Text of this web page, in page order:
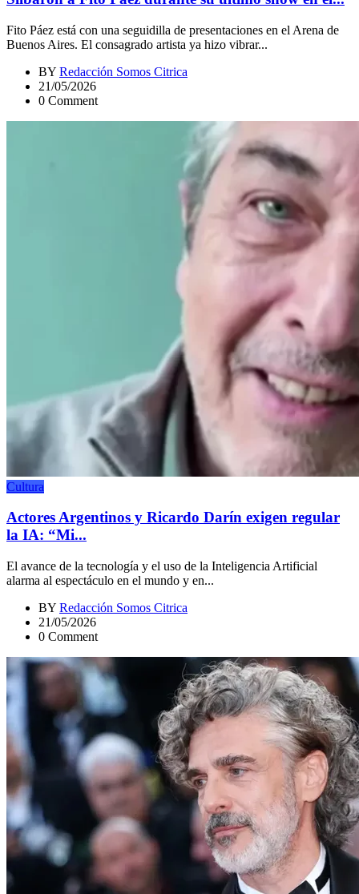
Fito Páez está con una seguidilla de presentaciones en el Arena de
Buenos Aires. El consagrado artista ya hizo vibrar...
BY Redacción Somos Citrica
21/05/2026
0 Comment
Cultura
Actores Argentinos y Ricardo Darín exigen regular
la IA: “Mi...
El avance de la tecnología y el uso de la Inteligencia Artificial
alarma al espectáculo en el mundo y en...
BY Redacción Somos Citrica
21/05/2026
0 Comment